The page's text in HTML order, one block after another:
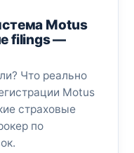
Motus
filings —
Что реально
Motus
страховые
по